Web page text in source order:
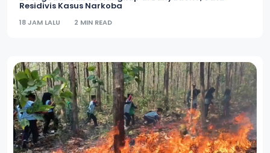
Residivis Kasus Narkoba
18 JAM LALU 2 MIN READ